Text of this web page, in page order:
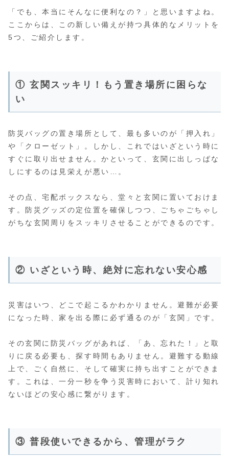
「でも、本当にそんなに便利なの？」と思いますよね。
ここからは、この新しい備えが持つ具体的なメリットを
5つ、ご紹介します。
① 玄関スッキリ！もう置き場所に困らな
い
防災バッグの置き場所として、最も多いのが「押入れ」
や「クローゼット」。しかし、これではいざという時に
すぐに取り出せません。かといって、玄関に出しっぱな
しにするのは見栄えが悪い…。
その点、宅配ボックスなら、堂々と玄関に置いておけま
す。防災グッズの定位置を確保しつつ、ごちゃごちゃし
がちな玄関周りをスッキリさせることができるのです。
② いざという時、絶対に忘れない安心感
災害はいつ、どこで起こるかわかりません。避難が必要
になった時、家を出る際に必ず通るのが「玄関」です。
その玄関に防災バッグがあれば、「あ、忘れた！」と取
りに戻る必要も、探す時間もありません。避難する動線
上で、ごく自然に、そして確実に持ち出すことができま
す。これは、一分一秒を争う災害時において、計り知れ
ないほどの安心感に繋がります。
③ 普段使いできるから、管理がラク